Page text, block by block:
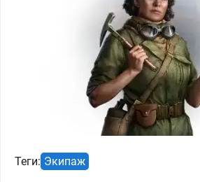
Теги: Экипаж